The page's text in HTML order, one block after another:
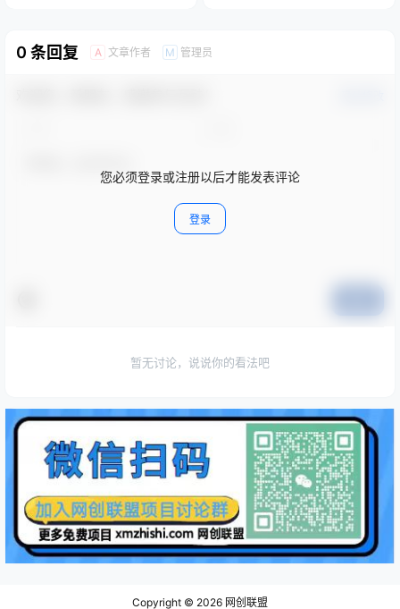
0 条回复 A 文章作者 M 管理员
您必须登录或注册以后才能发表评论
登录
暂无讨论，说说你的看法吧
Copyright © 2026 网创联盟